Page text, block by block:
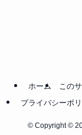
ホーム この
プライバシーポ
© Copyright ©